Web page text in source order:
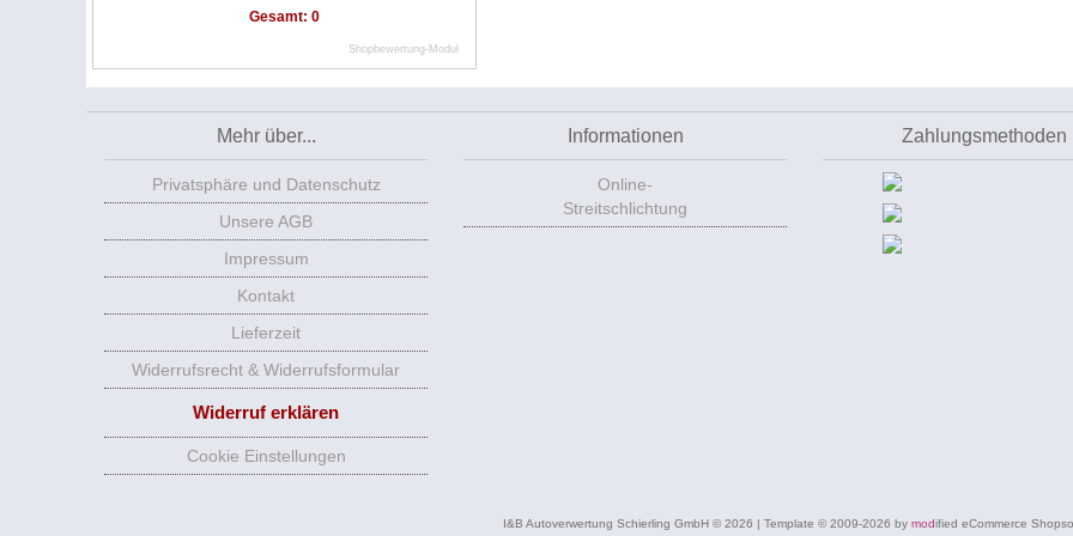
Gesamt: 0
Shopbewertung-Modul
Mehr über...
Privatsphäre und Datenschutz
Unsere AGB
Impressum
Kontakt
Lieferzeit
Widerrufsrecht & Widerrufsformular
Widerruf erklären
Cookie Einstellungen
Informationen
Online-
Streitschlichtung
Zahlungsmethoden
I&B Autoverwertung Schierling GmbH © 2026 | Template © 2009-2026 by modified eCommerce